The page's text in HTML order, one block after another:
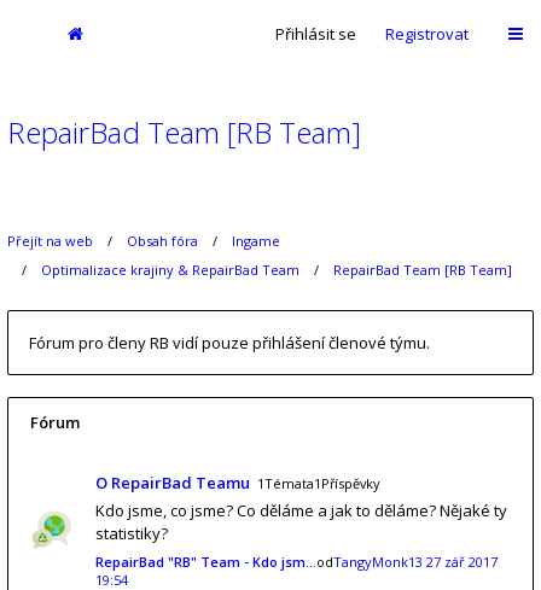
Přihlásit se Registrovat
RepairBad Team [RB Team]
Přejít na web Obsah fóra
Ingame
Optimalizace krajiny & RepairBad Team
RepairBad Team [RB Team]
Fórum pro členy RB vidí pouze přihlášení členové týmu.
Fórum
O RepairBad Teamu 1Témata1Příspěvky
Kdo jsme, co jsme? Co děláme a jak to děláme? Nějaké ty
statistiky?
RepairBad "RB" Team - Kdo jsm…odTangyMonk13 27 zář 2017
19:54